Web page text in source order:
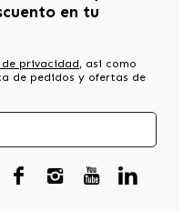
en tu
privacidad, asi como
de pedidos y ofertas de